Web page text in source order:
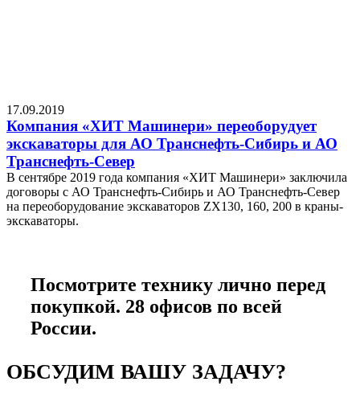
17.09.2019
Компания «ХИТ Машинери» переоборудует
экскаваторы для АО Транснефть-Сибирь и АО
Транснефть-Север
В сентябре 2019 года компания «ХИТ Машинери» заключила
договоры с АО Транснефть-Сибирь и АО Транснефть-Север
на переоборудование экскаваторов ZX130, 160, 200 в краны-
экскаваторы.
Посмотрите технику лично перед
покупкой. 28 офисов по всей
России.
ОБСУДИМ ВАШУ ЗАДАЧУ?